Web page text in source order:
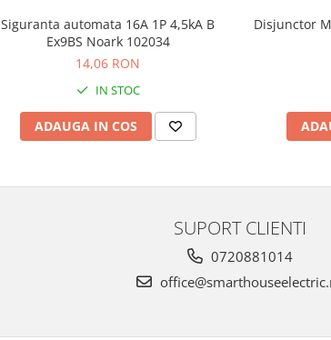
Siguranta automata 16A 1P 4,5kA B
Ex9BS Noark 102034
14,06 RON
IN STOC
ADAUGA IN COS
Disjunctor
SUPORT CLIENTI
0720881014